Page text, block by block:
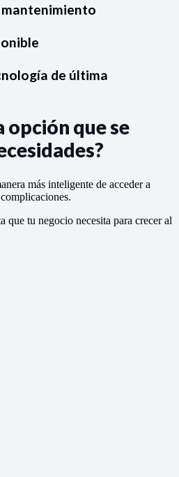
de última
opción que se
más inteligente de acceder a
que tu negocio necesita para crecer al